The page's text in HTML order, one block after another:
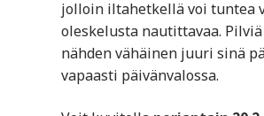
jolloin iltahetkellä voi tuntea
oleskelusta nautittavaa.
nähden vähäinen juuri sinä
vapaasti päivänvalossa.